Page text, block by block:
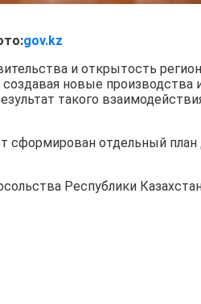
gov.kz
и открытость
новые производства
такого
сформирован отдельный
Республики